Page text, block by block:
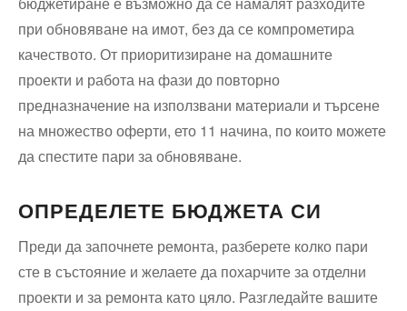
при обновяване на имот, без да се компрометира
качеството. От приоритизиране на домашните
проекти и работа на фази до повторно
предназначение на използвани материали и търсене
на множество оферти, ето 11 начина, по които можете
да спестите пари за обновяване.
ОПРЕДЕЛЕТЕ БЮДЖЕТА СИ
Преди да започнете ремонта, разберете колко пари
сте в състояние и желаете да похарчите за отделни
проекти и за ремонта като цяло. Разгледайте вашите